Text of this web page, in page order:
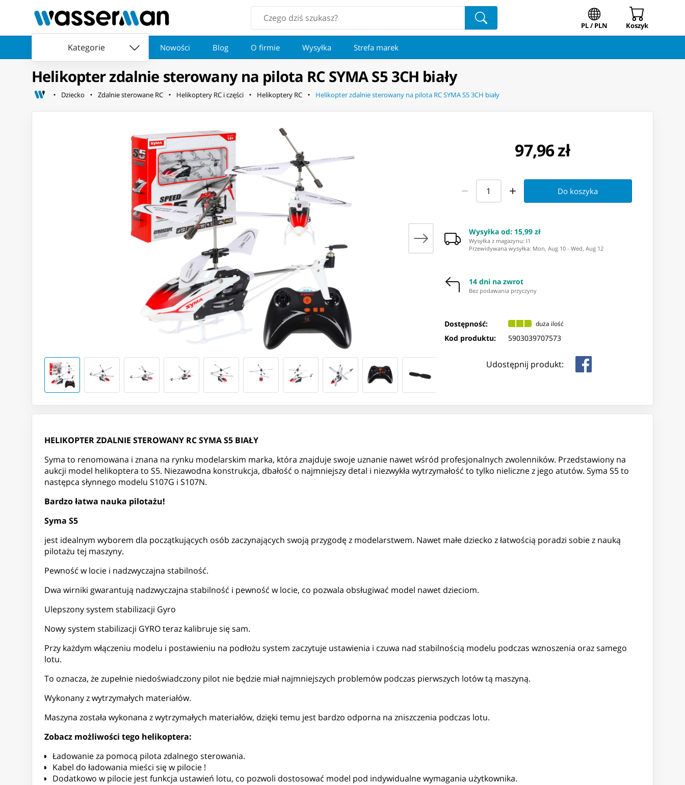
PL / PLN Koszyk
Kategorie Nowości Blog O firmie Wysyłka Strefa marek
Helikopter zdalnie sterowany na pilota RC SYMA S5 3CH biały
Dziecko Zdalnie sterowane RC Helikoptery RC i części Helikoptery RC Helikopter zdalnie sterowany na pilota RC SYMA S5 3CH biały
97,96 zł
Do koszyka
Wysyłka od: 15,99 zł
Wysyłka z magazynu: ⁨I1⁩
Przewidywana wysyłka: Mon, Aug 10 -Wed, Aug 12
14 dni na zwrot
Bez podawania przyczyny
Dostępność: duża ilość
Kod produktu: 5903039707573
Udostępnij produkt:
HELIKOPTER ZDALNIE STEROWANY RC SYMA S5 BIAŁY
Syma to renomowana i znana na rynku modelarskim marka, która znajduje swoje uznanie nawet wśród profesjonalnych zwolenników. Przedstawiony na
aukcji model helikoptera to S5. Niezawodna konstrukcja, dbałość o najmniejszy detal i niezwykła wytrzymałość to tylko nieliczne z jego atutów. Syma S5 to
następca słynnego modelu S107G i S107N.
Bardzo łatwa nauka pilotażu!
Syma S5
jest idealnym wyborem dla początkujących osób zaczynających swoją przygodę z modelarstwem. Nawet małe dziecko z łatwością poradzi sobie z nauką
pilotażu tej maszyny.
Pewność w locie i nadzwyczajna stabilność.
Dwa wirniki gwarantują nadzwyczajna stabilność i pewność w locie, co pozwala obsługiwać model nawet dzieciom.
Ulepszony system stabilizacji Gyro
Nowy system stabilizacji GYRO teraz kalibruje się sam.
Przy każdym włączeniu modelu i postawieniu na podłożu system zaczytuje ustawienia i czuwa nad stabilnością modelu podczas wznoszenia oraz samego
lotu.
To oznacza, że zupełnie niedoświadczony pilot nie będzie miał najmniejszych problemów podczas pierwszych lotów tą maszyną.
Wykonany z wytrzymałych materiałów.
Maszyna została wykonana z wytrzymałych materiałów, dzięki temu jest bardzo odporna na zniszczenia podczas lotu.
Zobacz możliwości tego helikoptera:
Ładowanie za pomocą pilota zdalnego sterowania.
Kabel do ładowania mieści się w pilocie !
Dodatkowo w pilocie jest funkcja ustawień lotu, co pozwoli dostosować model pod indywidualne wymagania użytkownika.